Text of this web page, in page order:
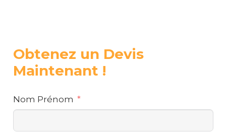
Obtenez un Devis
Maintenant !
Nom Prénom